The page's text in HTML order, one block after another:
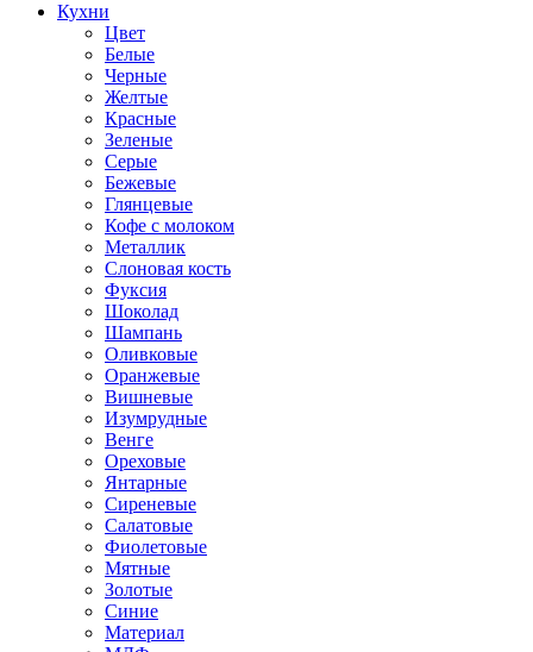
Кухни
Цвет
Белые
Черные
Желтые
Красные
Зеленые
Серые
Бежевые
Глянцевые
Кофе с молоком
Металлик
Слоновая кость
Фуксия
Шоколад
Шампань
Оливковые
Оранжевые
Вишневые
Изумрудные
Венге
Ореховые
Янтарные
Сиреневые
Салатовые
Фиолетовые
Мятные
Золотые
Синие
Материал